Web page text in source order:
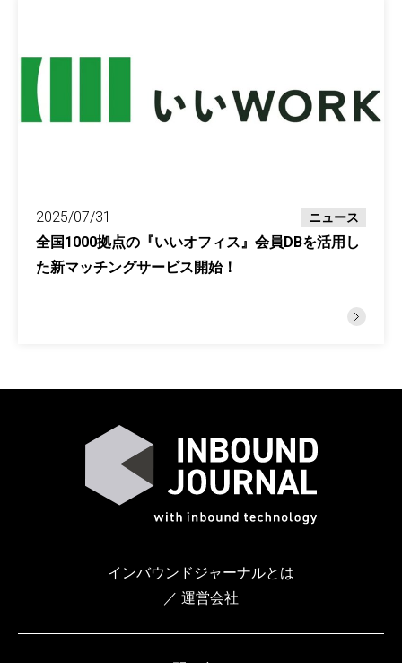
2025/07/31 ニュース
全国1000拠点の『いいオフィス』会員DBを活用し
た新マッチングサービス開始！
インバウンドジャーナルとは
／ 運営会社